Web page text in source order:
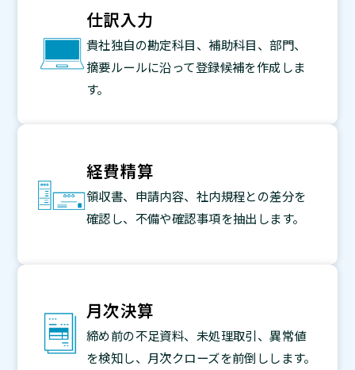
仕訳入力
貴社独自の勘定科目、補助科目、部門、
摘要ルールに沿って登録候補を作成しま
す。
経費精算
領収書、申請内容、社内規程との差分を
確認し、不備や確認事項を抽出します。
月次決算
締め前の不足資料、未処理取引、異常値
を検知し、月次クローズを前倒しします。